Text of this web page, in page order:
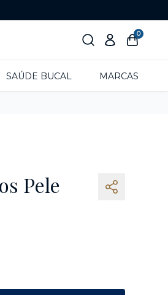
0
SAÚDE BUCAL MARCAS
Pele